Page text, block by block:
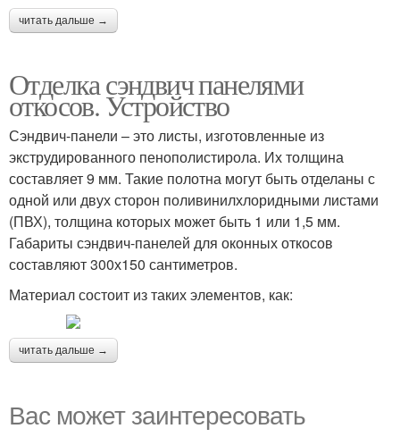
читать дальше →
Отделка сэндвич панелями
откосов. Устройство
Сэндвич-панели – это листы, изготовленные из
экструдированного пенополистирола. Их толщина
составляет 9 мм. Такие полотна могут быть отделаны с
одной или двух сторон поливинилхлоридными листами
(ПВХ), толщина которых может быть 1 или 1,5 мм.
Габариты сэндвич-панелей для оконных откосов
составляют 300х150 сантиметров.
Материал состоит из таких элементов, как:
читать дальше →
Вас может заинтересовать